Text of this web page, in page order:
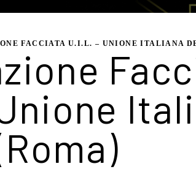
FACCIATA U.I.L. – UNIONE ITALIANA